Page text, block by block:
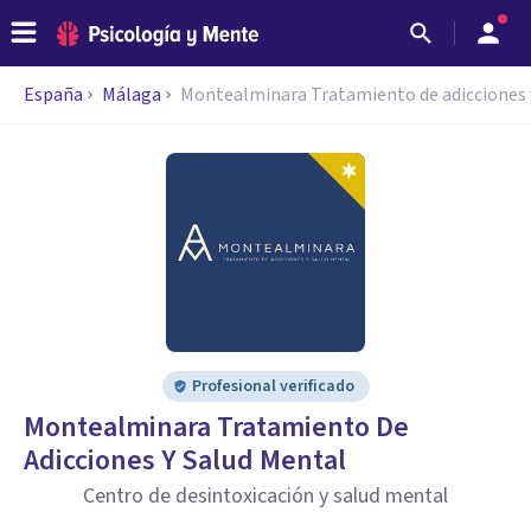
España Málaga Montealminara Tratamiento de
Profesional verificado
Montealminara Tratamiento De
Adicciones Y Salud Mental
Centro de desintoxicación y salud mental